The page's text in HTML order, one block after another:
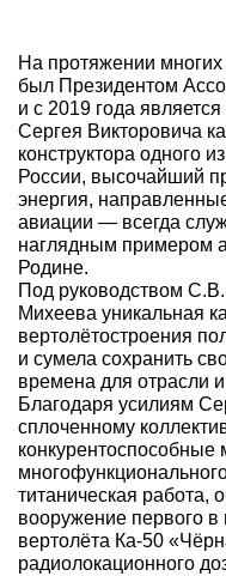
33-81
О выставке
Партнеры выставки
Крокус Экспо
Даты будущих выставок
Документы
Контакты
Для участников
Заявка на участие
Заочное участие
Прилет на выставку
Основные требования
Для посетителей
Место проведения
Схема проезда
Правила доступа и
Для СМИ
Аккредитация прессы
Условия инфопартнёрства
Положение об
Публикации о выставке
Пресс-релизы
Архив
На протяжении
был Президентом
и с 2019 года является
Сергея Викторовича
конструктора одного
России, высочайший
энергия,
авиации — всегда
наглядным примером
Родине.
Под руководством С.В.
Михеева уникальная
вертолётостроения
и сумела сохранить
времена для отрасли
Благодаря усилиям
сплоченному
титаническая работа,
вооружение первого в
вертолёта Ка-50
радиолокационного